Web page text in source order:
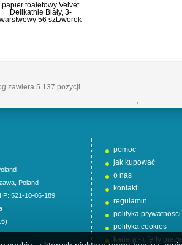
papier toaletowy Velvet
Delikatnie Biały, 3-
warstwowy 56 szt./worek
zawiera 5 137 pozycji
'
Poland
521-10-06-189
pomoc
jak kupować
o nas
kontakt
regulamin
polityka prywatnosci
polityka cookies
kariera - oferty pracy